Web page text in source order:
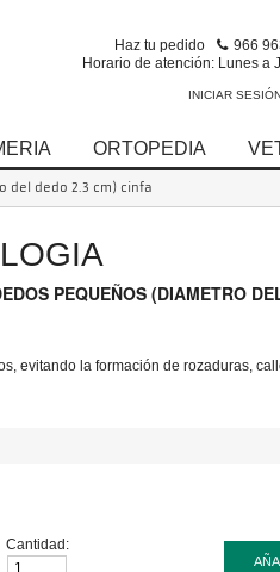
Haz tu pedido 966
Horario de atención: Lunes a
INICIAR
ORTOPEDIA
del dedo 2.3 cm) cinfa
PEQUEÑOS (DIAMETRO
evitando la formación de rozaduras,
Cantidad: